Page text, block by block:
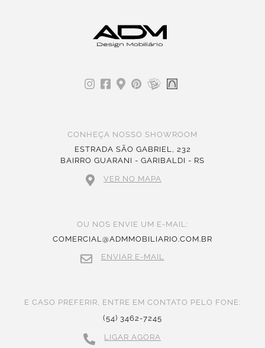
CONHEÇA NOSSO SHOWROOM
ESTRADA SÃO GABRIEL, 232
BAIRRO GUARANI - GARIBALDI - RS
VER NO MAPA
OU NOS ENVIE UM E-MAIL:
COMERCIAL@ADMMOBILIARIO.COM.BR
ENVIAR E-MAIL
E CASO PREFERIR, ENTRE EM CONTATO PELO FONE:
(54) 3462-7245
LIGAR AGORA